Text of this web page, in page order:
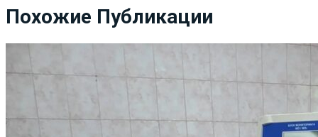
Похожие Публикации